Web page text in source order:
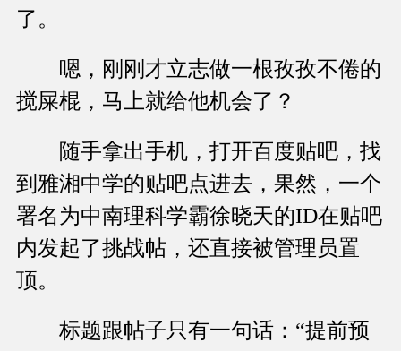
了。
嗯，刚刚才立志做一根孜孜不倦的
搅屎棍，马上就给他机会了？
随手拿出手机，打开百度贴吧，找
到雅湘中学的贴吧点进去，果然，一个
署名为中南理科学霸徐晓天的ID在贴吧
内发起了挑战帖，还直接被管理员置
顶。
标题跟帖子只有一句话：“提前预